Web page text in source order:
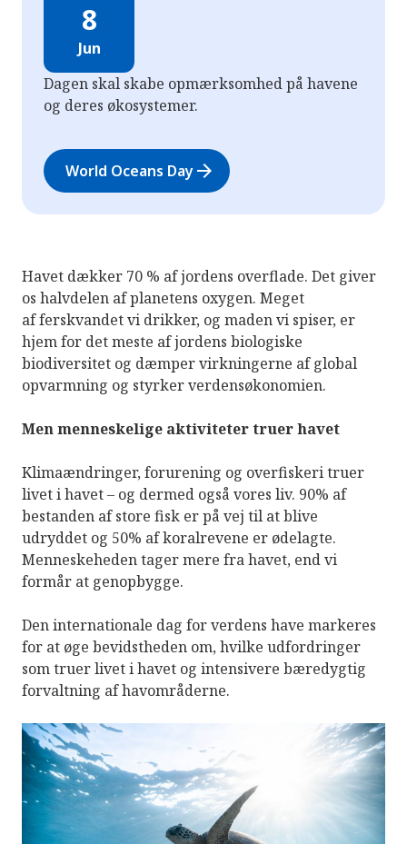
8
Jun
Dagen skal skabe opmærksomhed på havene
og deres økosystemer.
World Oceans Dayarrow_forward
Havet dækker 70 % af jordens overflade. Det giver
os halvdelen af planetens oxygen. Meget
af ferskvandet vi drikker, og maden vi spiser, er
hjem for det meste af jordens biologiske
biodiversitet og dæmper virkningerne af global
opvarmning og styrker verdensøkonomien.
Men menneskelige aktiviteter truer havet
Klimaændringer, forurening og overfiskeri truer
livet i havet – og dermed også vores liv. 90% af
bestanden af store fisk er på vej til at blive
udryddet og 50% af koralrevene er ødelagte.
Menneskeheden tager mere fra havet, end vi
formår at genopbygge.
Den internationale dag for verdens have markeres
for at øge bevidstheden om, hvilke udfordringer
som truer livet i havet og intensivere bæredygtig
forvaltning af havområderne.